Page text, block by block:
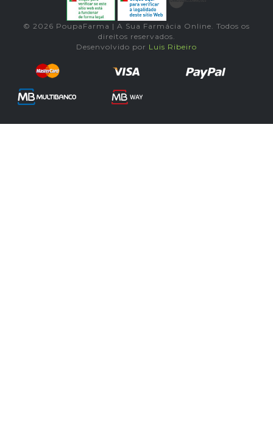
© 2026 PoupaFarma | A Sua Farmácia Online. Todos os
direitos reservados.
Desenvolvido por Luis Ribeiro